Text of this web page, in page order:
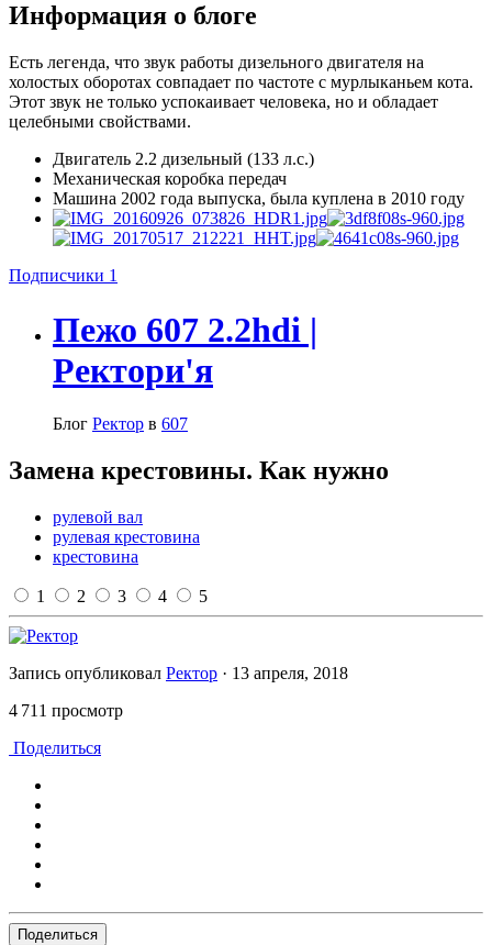
Информация о блоге
Есть легенда, что звук работы дизельного двигателя на
холостых оборотах совпадает по частоте с мурлыканьем кота.
Этот звук не только успокаивает человека, но и обладает
целебными свойствами.
Двигатель 2.2 дизельный (133 л.с.)
Механическая коробка передач
Машина 2002 года выпуска, была куплена в 2010 году
Подписчики 1
Пежо 607 2.2hdi |
Ректори'я
Блог Ректор в 607
Замена крестовины. Как нужно
рулевой вал
рулевая крестовина
крестовина
1 2 3 4 5
Запись опубликовал Ректор · 13 апреля, 2018
4 711 просмотр
Поделиться
Поделиться